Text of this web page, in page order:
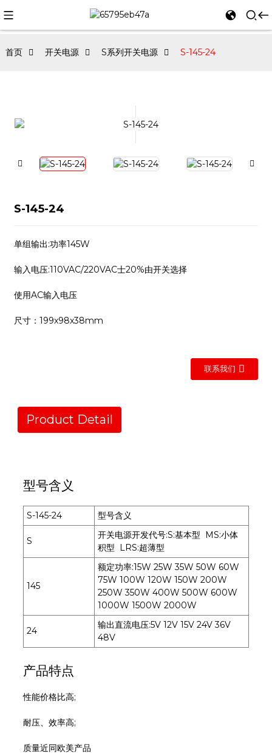
首页 开关电源 S系列开关电源 S-145-24
S-145-24
单组输出:功率145W
输入电压:110VAC/220VAC士20%由开关选择
使用AC输入电压
尺寸：199x98x38mm
联系我们
Product Detail
型号含义
S-145-24 型号含义
S
开关电源开发代号:S:基本型 MS:小体
积型 LRS:超薄型
145
额定功率:15W 25W 35W 50W 60W
75W 100W 120W 150W 200W
250W 350W 400W 500W 600W
1000W 1500W 2000W
24
输出直流电压:5V 12V 15V 24V 36V
48V
产品特点
性能价格比高;
耐压、效率高;
质量近同欧美产品